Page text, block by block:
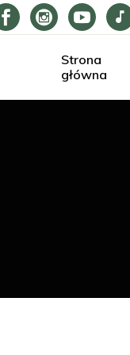
Strona
główna